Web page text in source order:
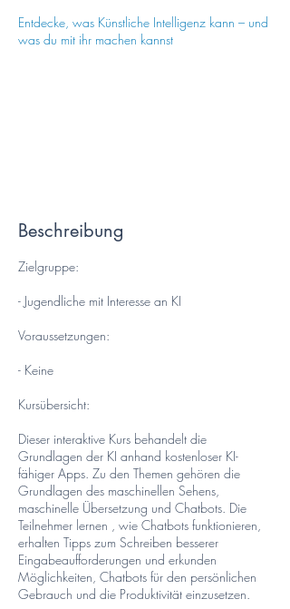
Entdecke, was Künstliche Intelligenz kann – und
was du mit ihr machen kannst
Beschreibung
Zielgruppe:
- Jugendliche mit Interesse an KI
Voraussetzungen:
- Keine
Kursübersicht:
Dieser interaktive Kurs behandelt die
Grundlagen der KI anhand kostenloser KI-
fähiger Apps. Zu den Themen gehören die
Grundlagen des maschinellen Sehens,
maschinelle Übersetzung und Chatbots. Die
Teilnehmer lernen , wie Chatbots funktionieren,
erhalten Tipps zum Schreiben besserer
Eingabeaufforderungen und erkunden
Möglichkeiten, Chatbots für den persönlichen
Gebrauch und die Produktivität einzusetzen.